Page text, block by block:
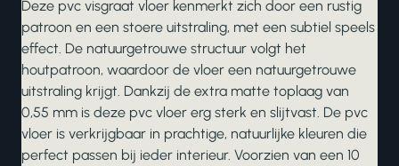
Deze pvc visgraat vloer kenmerkt zich door een rustig
patroon en een stoere uitstraling, met een subtiel speels
effect. De natuurgetrouwe structuur volgt het
houtpatroon, waardoor de vloer een natuurgetrouwe
uitstraling krijgt. Dankzij de extra matte toplaag van
0,55 mm is deze pvc vloer erg sterk en slijtvast. De pvc
vloer is verkrijgbaar in prachtige, natuurlijke kleuren die
perfect passen bij ieder interieur. Voorzien van een 10